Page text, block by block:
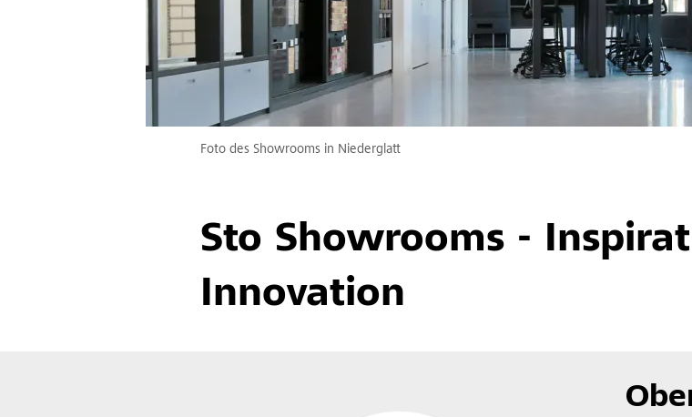
Foto des Showrooms in Niederglatt
Sto Showrooms -
Innovation